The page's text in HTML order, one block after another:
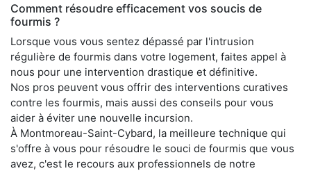
Comment résoudre efficacement vos soucis de
fourmis ?
Lorsque vous vous sentez dépassé par l'intrusion
régulière de fourmis dans votre logement, faites appel à
nous pour une intervention drastique et définitive.
Nos pros peuvent vous offrir des interventions curatives
contre les fourmis, mais aussi des conseils pour vous
aider à éviter une nouvelle incursion.
À Montmoreau-Saint-Cybard, la meilleure technique qui
s'offre à vous pour résoudre le souci de fourmis que vous
avez, c'est le recours aux professionnels de notre